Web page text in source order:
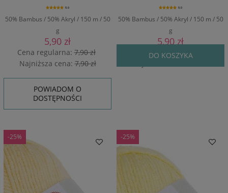
50% Bambus / 50% Akryl / 150 m / 50
g
5.0
5,90 zł
Cena regularna:7,90 zł
Najniższa cena:7,90 zł
POWIADOM O
DOSTĘPNOŚCI
50% Bambus / 50% Akryl / 150 m / 50
g
5.0
5,90 zł
Cena regularna:7,90 zł
DO KOSZYKA
-25% -25%